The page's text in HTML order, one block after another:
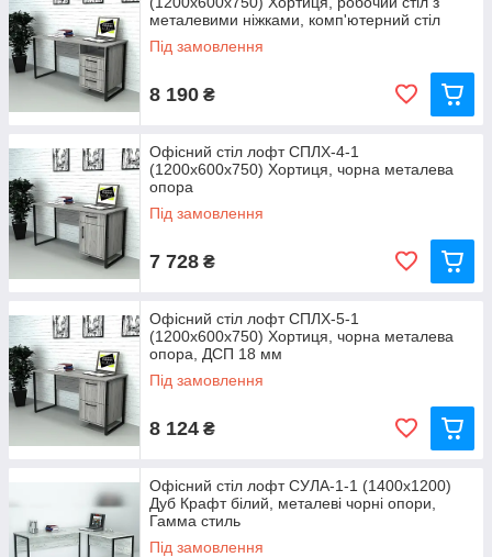
металевими ніжками, комп'ютерний стіл
Під замовлення
8 190 ₴
Офісний стіл лофт СПЛХ-4-1
(1200x600x750) Хортиця, чорна металева
опора
Під замовлення
7 728 ₴
Офісний стіл лофт СПЛХ-5-1
(1200x600x750) Хортиця, чорна металева
опора, ДСП 18 мм
Під замовлення
8 124 ₴
Офісний стіл лофт СУЛА-1-1 (1400x1200)
Дуб Крафт білий, металеві чорні опори,
Гамма стиль
Під замовлення